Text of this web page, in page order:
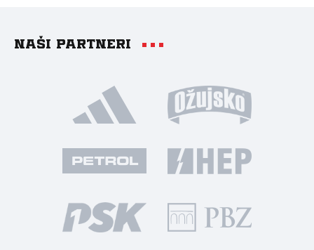
Naši partneri